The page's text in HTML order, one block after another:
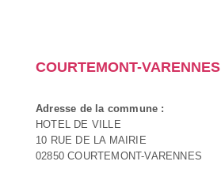
COURTEMONT-VARENNES
Adresse de la commune :
HOTEL DE VILLE
10 RUE DE LA MAIRIE
02850 COURTEMONT-VARENNES